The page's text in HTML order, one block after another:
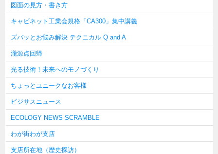
図面の見方・書き方
キャビネット工業会規格「CA300」集中講義
ズバッとお悩み解決 テクニカル Q and A
瀧源点回帰
光る技術！未来へのモノづくり
ちょっとユニークなお客様
ビジサスニュース
ECOLOGY NEWS SCRAMBLE
わが街わが支店
支店所在地（歴史探訪）